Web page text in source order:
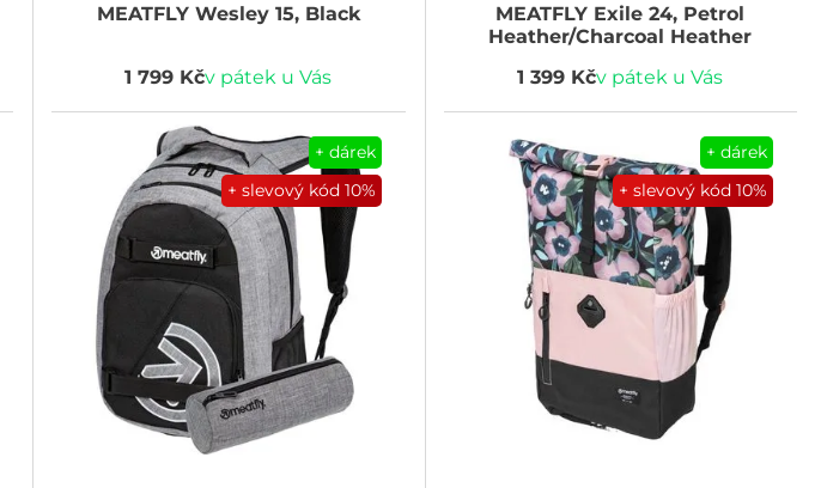
MEATFLYWesley 15, Black
1 799 Kčv pátek u Vás
MEATFLY Exile 24, Petrol
Heather/Charcoal Heather
1 399 Kčv pátek u Vás
+ dárek
+ slevový kód10%
+ dárek
+ slevový kód10%